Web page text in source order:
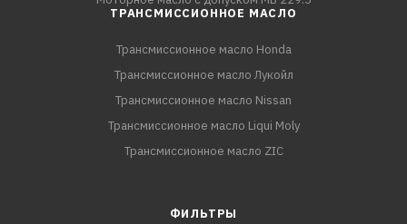
ТРАНСМИССИОННОЕ МАСЛО
Трансмиссионное масло Honda
Трансмиссионное масло Лукойл
Трансмиссионное масло Nissan
Трансмиссионное масло Liqui Moly
Трансмиссионное масло ZIC
ФИЛЬТРЫ